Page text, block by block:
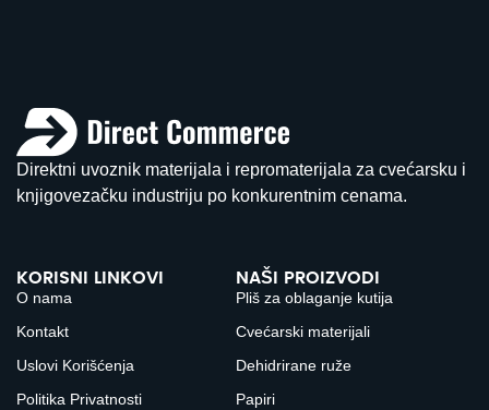
Direktni uvoznik materijala i repromaterijala za cvećarsku i
knjigovezačku industriju po konkurentnim cenama.
KORISNI LINKOVI
O nama
Kontakt
Uslovi Korišćenja
Politika Privatnosti
NAŠI PROIZVODI
Pliš za oblaganje kutija
Cvećarski materijali
Dehidrirane ruže
Papiri